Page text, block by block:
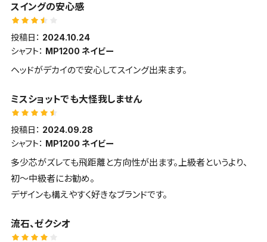
さ
離が伸びた気がします。真芯よりトウ（先）寄りで打つと距離が出
ると同時に打感と打音が良い印象です。
中古ゆえヘッドの一部に塗装剥げがありましたが、車用塗料で補
修。問題はありません。
尚、当該ドライバーはコピー品が多いとのことで、購入後にメーカ
ています。
スイングの安心感
投稿日： 2024.10.24
シャフト： MP1200 ネイビー
ヘッドがデカイので安心してスイング出来ます。
ミスショットでも大怪我しません
投稿日： 2024.09.28
シャフト： MP1200 ネイビー
多少芯がズレても飛距離と方向性が出ます。上級者というより、
初〜中級者にお勧め。
デザインも構えやすく好きなブランドです。
流石、ゼクシオ